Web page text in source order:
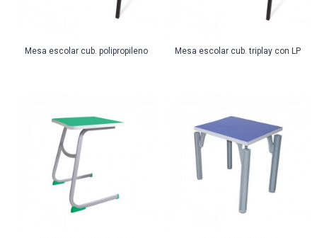
Mesa escolar cub. polipropileno Mesa escolar cub. triplay con LP